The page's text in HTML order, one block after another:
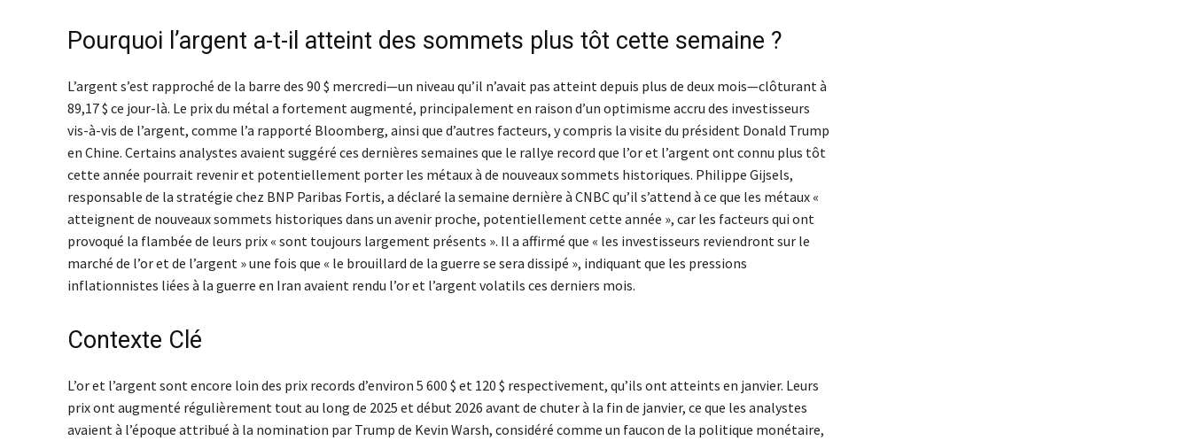
Pourquoi l’argent a-t-il atteint des sommets plus tôt cette semaine ?
L’argent s’est rapproché de la barre des 90 $ mercredi—un niveau qu’il n’avait pas atteint depuis plus de deux mois—clôturant à
89,17 $ ce jour-là. Le prix du métal a fortement augmenté, principalement en raison d’un optimisme accru des investisseurs
vis-à-vis de l’argent, comme l’a rapporté Bloomberg, ainsi que d’autres facteurs, y compris la visite du président Donald Trump
en Chine. Certains analystes avaient suggéré ces dernières semaines que le rallye record que l’or et l’argent ont connu plus tôt
cette année pourrait revenir et potentiellement porter les métaux à de nouveaux sommets historiques. Philippe Gijsels,
responsable de la stratégie chez BNP Paribas Fortis, a déclaré la semaine dernière à CNBC qu’il s’attend à ce que les métaux «
atteignent de nouveaux sommets historiques dans un avenir proche, potentiellement cette année », car les facteurs qui ont
provoqué la flambée de leurs prix « sont toujours largement présents ». Il a affirmé que « les investisseurs reviendront sur le
marché de l’or et de l’argent » une fois que « le brouillard de la guerre se sera dissipé », indiquant que les pressions
inflationnistes liées à la guerre en Iran avaient rendu l’or et l’argent volatils ces derniers mois.
Contexte Clé
L’or et l’argent sont encore loin des prix records d’environ 5 600 $ et 120 $ respectivement, qu’ils ont atteints en janvier. Leurs
prix ont augmenté régulièrement tout au long de 2025 et début 2026 avant de chuter à la fin de janvier, ce que les analystes
avaient à l’époque attribué à la nomination par Trump de Kevin Warsh, considéré comme un faucon de la politique monétaire,